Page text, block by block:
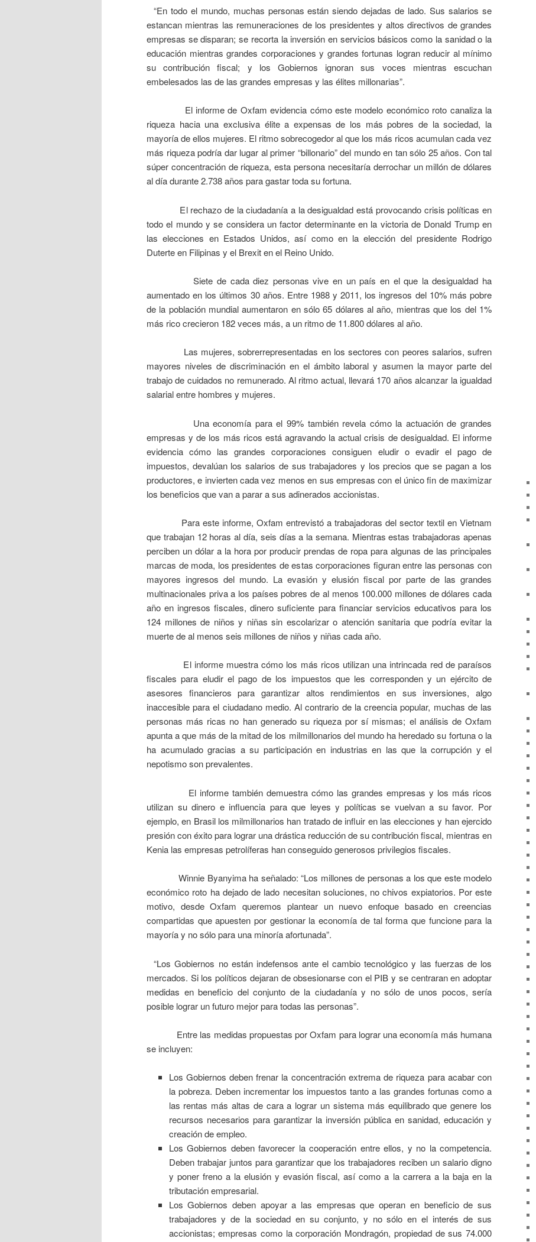
“En todo el mundo, muchas personas están siendo dejadas de lado. Sus salarios se
estancan mientras las remuneraciones de los presidentes y altos directivos de grandes
empresas se disparan; se recorta la inversión en servicios básicos como la sanidad o la
educación mientras grandes corporaciones y grandes fortunas logran reducir al mínimo
su contribución fiscal; y los Gobiernos ignoran sus voces mientras escuchan
embelesados las de las grandes empresas y las élites millonarias”.
El informe de Oxfam evidencia cómo este modelo económico roto canaliza la
riqueza hacia una exclusiva élite a expensas de los más pobres de la sociedad, la
mayoría de ellos mujeres. El ritmo sobrecogedor al que los más ricos acumulan cada vez
más riqueza podría dar lugar al primer “billonario” del mundo en tan sólo 25 años. Con tal
súper concentración de riqueza, esta persona necesitaría derrochar un millón de dólares
al día durante 2.738 años para gastar toda su fortuna.
El rechazo de la ciudadanía a la desigualdad está provocando crisis políticas en
todo el mundo y se considera un factor determinante en la victoria de Donald Trump en
las elecciones en Estados Unidos, así como en la elección del presidente Rodrigo
Duterte en Filipinas y el Brexit en el Reino Unido.
Siete de cada diez personas vive en un país en el que la desigualdad ha
aumentado en los últimos 30 años. Entre 1988 y 2011, los ingresos del 10% más pobre
de la población mundial aumentaron en sólo 65 dólares al año, mientras que los del 1%
más rico crecieron 182 veces más, a un ritmo de 11.800 dólares al año.
Las mujeres, sobrerrepresentadas en los sectores con peores salarios, sufren
mayores niveles de discriminación en el ámbito laboral y asumen la mayor parte del
trabajo de cuidados no remunerado. Al ritmo actual, llevará 170 años alcanzar la igualdad
salarial entre hombres y mujeres.
Una economía para el 99% también revela cómo la actuación de grandes
empresas y de los más ricos está agravando la actual crisis de desigualdad. El informe
evidencia cómo las grandes corporaciones consiguen eludir o evadir el pago de
impuestos, devalúan los salarios de sus trabajadores y los precios que se pagan a los
productores, e invierten cada vez menos en sus empresas con el único fin de maximizar
los beneficios que van a parar a sus adinerados accionistas.
Para este informe, Oxfam entrevistó a trabajadoras del sector textil en Vietnam
que trabajan 12 horas al día, seis días a la semana. Mientras estas trabajadoras apenas
perciben un dólar a la hora por producir prendas de ropa para algunas de las principales
marcas de moda, los presidentes de estas corporaciones figuran entre las personas con
mayores ingresos del mundo. La evasión y elusión fiscal por parte de las grandes
multinacionales priva a los países pobres de al menos 100.000 millones de dólares cada
año en ingresos fiscales, dinero suficiente para financiar servicios educativos para los
124 millones de niños y niñas sin escolarizar o atención sanitaria que podría evitar la
muerte de al menos seis millones de niños y niñas cada año.
El informe muestra cómo los más ricos utilizan una intrincada red de paraísos
fiscales para eludir el pago de los impuestos que les corresponden y un ejército de
asesores financieros para garantizar altos rendimientos en sus inversiones, algo
inaccesible para el ciudadano medio. Al contrario de la creencia popular, muchas de las
personas más ricas no han generado su riqueza por sí mismas; el análisis de Oxfam
apunta a que más de la mitad de los milmillonarios del mundo ha heredado su fortuna o la
ha acumulado gracias a su participación en industrias en las que la corrupción y el
nepotismo son prevalentes.
El informe también demuestra cómo las grandes empresas y los más ricos
utilizan su dinero e influencia para que leyes y políticas se vuelvan a su favor. Por
ejemplo, en Brasil los milmillonarios han tratado de influir en las elecciones y han ejercido
presión con éxito para lograr una drástica reducción de su contribución fiscal, mientras en
Kenia las empresas petrolíferas han conseguido generosos privilegios fiscales.
Winnie Byanyima ha señalado: “Los millones de personas a los que este modelo
económico roto ha dejado de lado necesitan soluciones, no chivos expiatorios. Por este
motivo, desde Oxfam queremos plantear un nuevo enfoque basado en creencias
compartidas que apuesten por gestionar la economía de tal forma que funcione para la
mayoría y no sólo para una minoría afortunada”.
“Los Gobiernos no están indefensos ante el cambio tecnológico y las fuerzas de los
mercados. Si los políticos dejaran de obsesionarse con el PIB y se centraran en adoptar
medidas en beneficio del conjunto de la ciudadanía y no sólo de unos pocos, sería
posible lograr un futuro mejor para todas las personas”.
Entre las medidas propuestas por Oxfam para lograr una economía más humana
se incluyen:
Los Gobiernos deben frenar la concentración extrema de riqueza para acabar con
la pobreza. Deben incrementar los impuestos tanto a las grandes fortunas como a
las rentas más altas de cara a lograr un sistema más equilibrado que genere los
recursos necesarios para garantizar la inversión pública en sanidad, educación y
creación de empleo.
Los Gobiernos deben favorecer la cooperación entre ellos, y no la competencia.
Deben trabajar juntos para garantizar que los trabajadores reciben un salario digno
y poner freno a la elusión y evasión fiscal, así como a la carrera a la baja en la
tributación empresarial.
Los Gobiernos deben apoyar a las empresas que operan en beneficio de sus
trabajadores y de la sociedad en su conjunto, y no sólo en el interés de sus
accionistas; empresas como la corporación Mondragón, propiedad de sus 74.000